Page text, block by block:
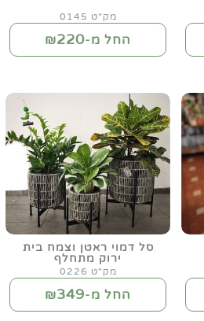
מק"ט 0145
החל מ-₪220
סל דמוי ראטן וצמח בית
ירוק מתחלף
מק"ט 0226
החל מ-₪349